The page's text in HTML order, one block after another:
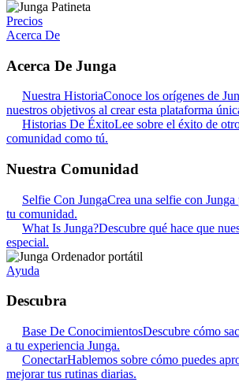
Precios
Acerca De
Acerca De Junga
Nuestra HistoriaConoce los orígenes de
nuestros objetivos al crear esta plataforma
Historias De ÉxitoLee sobre el éxito de
comunidad como tú.
Nuestra Comunidad
Selfie Con JungaCrea una selfie con
tu comunidad.
What Is Junga?Descubre qué hace que
especial.
Ayuda
Descubra
Base De ConocimientosDescubre cómo
a tu experiencia Junga.
ConectarHablemos sobre cómo puedes
mejorar tus rutinas diarias.